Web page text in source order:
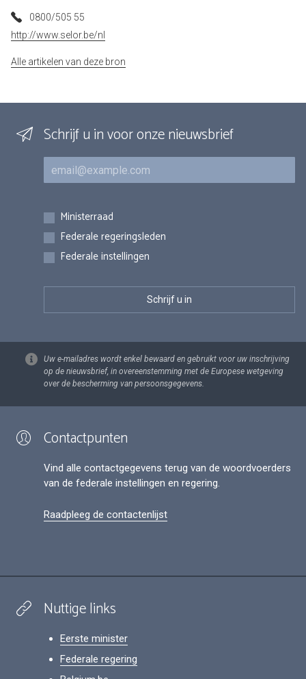
0800/505 55
http://www.selor.be/nl
Alle artikelen van deze bron
Schrijf u in voor onze nieuwsbrief
E-mail
Inschrijvingen
Ministerraad
Federale regeringsleden
Federale instellingen
Uw e-mailadres wordt enkel bewaard en gebruikt voor uw inschrijving
op de nieuwsbrief, in overeenstemming met de Europese wetgeving
over de bescherming van persoonsgegevens.
Contactpunten
Vind alle contactgegevens terug van de woordvoerders
van de federale instellingen en regering.
Raadpleeg de contactenlijst
Nuttige links
Eerste minister
Federale regering